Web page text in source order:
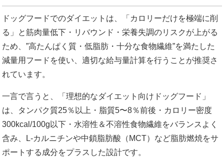
ドッグフードでのダイエットは、「カロリーだけを極端に削
る」と筋肉量低下・リバウンド・栄養失調のリスクが上がる
ため、”高たんぱく質・低脂肪・十分な食物繊維”を満たした
減量用フードを使い、適切な給与量計算を行うことが推奨さ
れています。
一言で言うと、「理想的なダイエット向けドッグフード」
は、タンパク質25％以上・脂質5〜8％前後・カロリー密度
300kcal/100g以下・水溶性＆不溶性食物繊維をバランスよく
含み、L-カルニチンや中鎖脂肪酸（MCT）など脂肪燃焼をサ
ポートする成分をプラスした設計です。